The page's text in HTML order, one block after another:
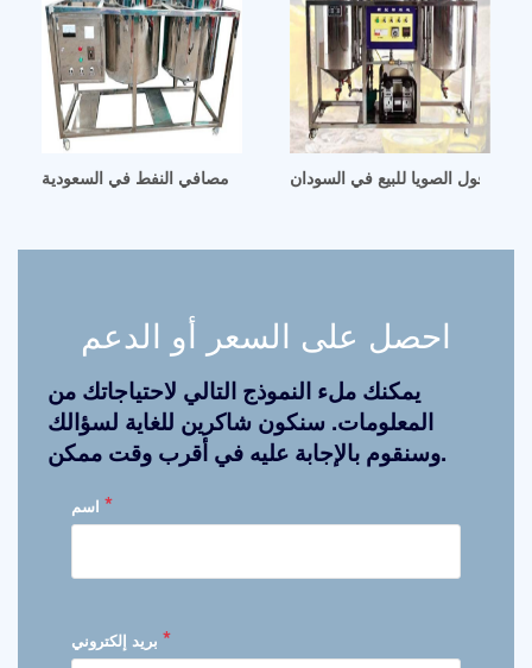
أفضل صور مصافي النفط في السعوديةزيت فول الصويا للبيع في السودان
احصل على السعر أو الدعم
يمكنك ملء النموذج التالي لاحتياجاتك من
المعلومات. سنكون شاكرين للغاية لسؤالك
وسنقوم بالإجابة عليه في أقرب وقت ممكن.
*
*